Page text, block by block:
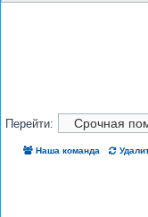
Перейти:
Наша команда